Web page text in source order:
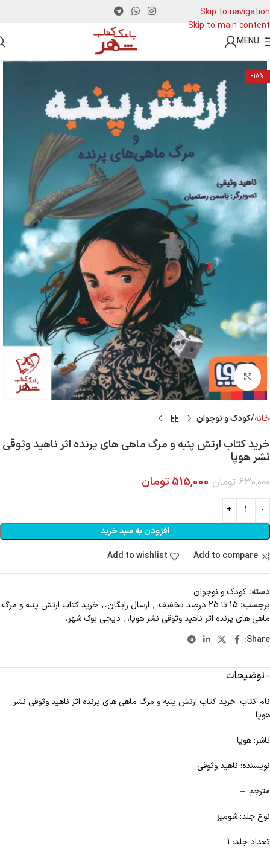
Skip to navigation
Skip to main content
MENU
-18%
Click to enlarge
خانه کودک و نوجوان
خرید کتاب ارتش پنبه و مرگ ماهی های پرنده اثر ناهید وثوقی
نشر هوپا
630,000 تومان 515,000 تومان
افزودن به سبد خرید
Add to compare
Add to wishlist
دسته: کودک و نوجوان
برچسب: 15 تا 25 درصد تخفیف، , ارسال رایگان،, خرید کتاب ارتش پنبه و مرگ
ماهی های پرنده اثر ناهید وثوقی نشر هوپا،, دیجی بوک شهر،
Share:
توضیحات
نام کتاب: خرید کتاب ارتش پنبه و مرگ ماهی های پرنده اثر ناهید وثوقی نشر
هوپا
ناشر: هوپا
نویسنده: ناهید وثوقی
مترجم: –
نوع جلد: شومیز
تعداد جلد: 1